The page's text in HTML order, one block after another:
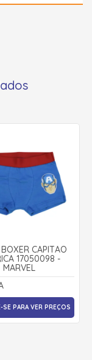
CAPITÃO
17050098 -
MARVEL
SE PARA VER PREÇOS